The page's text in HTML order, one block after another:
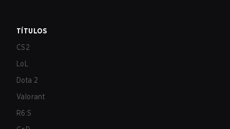
TÍTULOS
CS2
LoL
Dota 2
Valorant
R6:S